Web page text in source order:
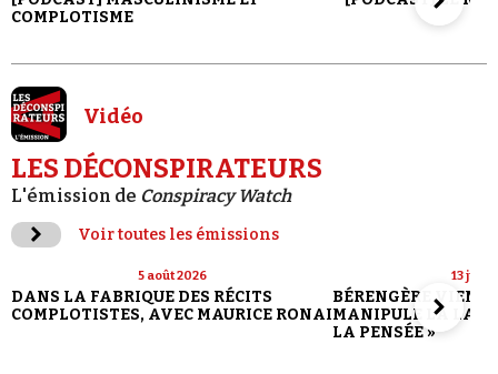
COMPLOTISME
Vidéo
LES DÉCONSPIRATEURS
L'émission de Conspiracy Watch
Voir toutes les émissions
5 août 2026
DANS LA FABRIQUE DES RÉCITS
COMPLOTISTES, AVEC MAURICE RONAI
13
BÉRENGÈRE
MANIPULE LA
LA PENSÉE »